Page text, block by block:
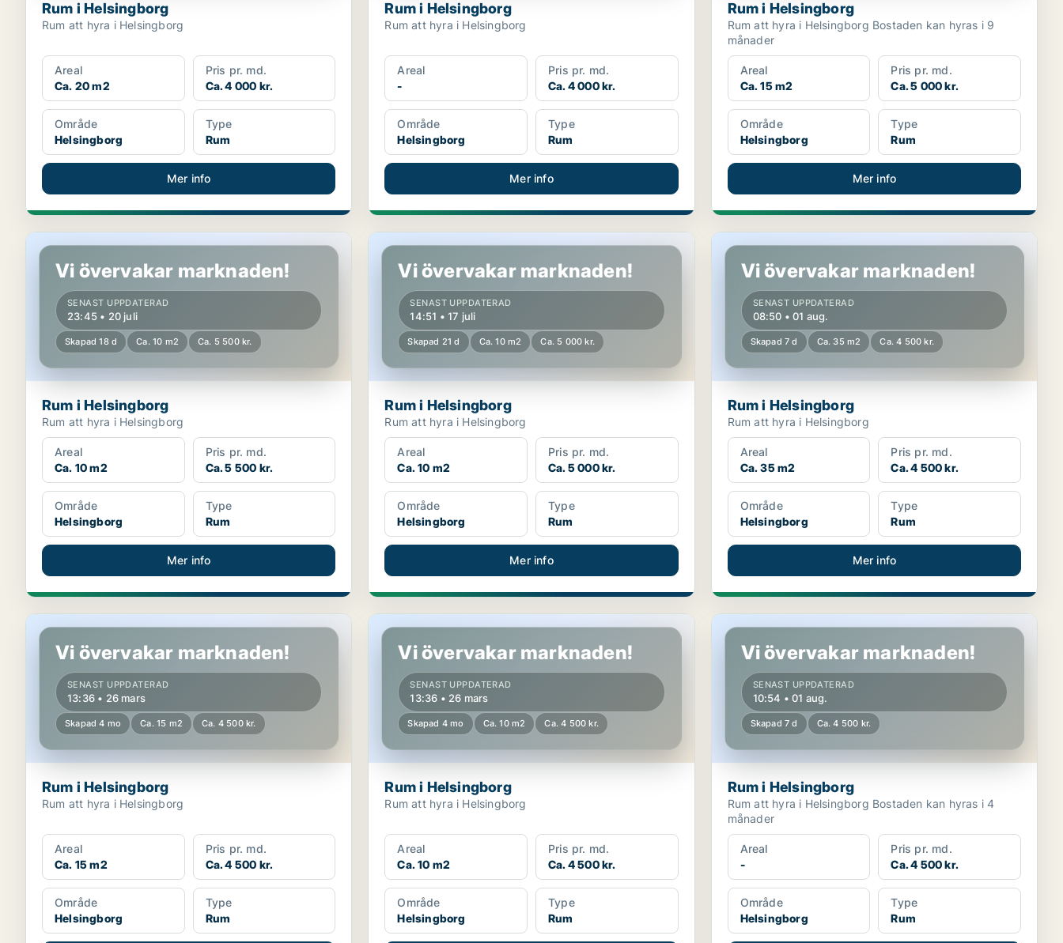
Rum i Helsingborg
Rum att hyra i Helsingborg
Areal
Ca. 20 m2
Pris pr. md.
Ca. 4 000 kr.
Område
Helsingborg
Type
Rum
Mer info
Rum i Helsingborg
Rum att hyra i Helsingborg
Areal
-
Pris pr. md.
Ca. 4 000 kr.
Område
Helsingborg
Type
Rum
Mer info
Rum i Helsingborg
Rum att hyra i Helsingborg Bostaden kan hyras i 9
månader
Areal
Ca. 15 m2
Pris pr. md.
Ca. 5 000 kr.
Område
Helsingborg
Type
Rum
Mer info
Rum i Helsingborg
Vi övervakar marknaden!
SENAST UPPDATERAD
23:45 • 20 juli
Skapad 18 d Ca. 10 m2 Ca. 5 500 kr.
Rum i Helsingborg
Rum att hyra i Helsingborg
Areal
Ca. 10 m2
Pris pr. md.
Ca. 5 500 kr.
Område
Helsingborg
Type
Rum
Mer info
Rum i Helsingborg
Vi övervakar marknaden!
SENAST UPPDATERAD
14:51 • 17 juli
Skapad 21 d Ca. 10 m2 Ca. 5 000 kr.
Rum i Helsingborg
Rum att hyra i Helsingborg
Areal
Ca. 10 m2
Pris pr. md.
Ca. 5 000 kr.
Område
Helsingborg
Type
Rum
Mer info
Rum i Helsingborg
Vi övervakar marknaden!
SENAST UPPDATERAD
08:50 • 01 aug.
Skapad 7 d Ca. 35 m2 Ca. 4 500 kr.
Rum i Helsingborg
Rum att hyra i Helsingborg
Areal
Ca. 35 m2
Pris pr. md.
Ca. 4 500 kr.
Område
Helsingborg
Type
Rum
Mer info
Rum i Helsingborg
Vi övervakar marknaden!
SENAST UPPDATERAD
13:36 • 26 mars
Skapad 4 mo Ca. 15 m2 Ca. 4 500 kr.
Rum i Helsingborg
Rum att hyra i Helsingborg
Areal
Ca. 15 m2
Pris pr. md.
Ca. 4 500 kr.
Område
Helsingborg
Type
Rum
Rum i Helsingborg
Vi övervakar marknaden!
SENAST UPPDATERAD
13:36 • 26 mars
Skapad 4 mo Ca. 10 m2 Ca. 4 500 kr.
Rum i Helsingborg
Rum att hyra i Helsingborg
Areal
Ca. 10 m2
Pris pr. md.
Ca. 4 500 kr.
Område
Helsingborg
Type
Rum
Rum i Helsingborg
Vi övervakar marknaden!
SENAST UPPDATERAD
10:54 • 01 aug.
Skapad 7 d Ca. 4 500 kr.
Rum i Helsingborg
Rum att hyra i Helsingborg Bostaden kan hyras i 4
månader
Areal
-
Pris pr. md.
Ca. 4 500 kr.
Område
Helsingborg
Type
Rum